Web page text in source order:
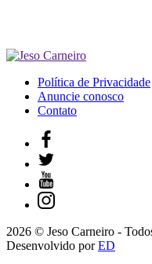
Política de Privacidade
Anuncie conosco
Contato
2026 © Jeso Carneiro -
Desenvolvido porED